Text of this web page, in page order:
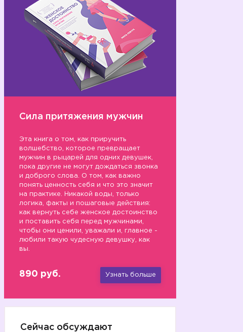
Сила притяжения мужчин
Эта книга о том, как приручить
волшебство, которое превращает
мужчин в рыцарей для одних девушек,
пока другие не могут дождаться звонка
и доброго слова. О том, как важно
понять ценность себя и что это значит
на практике. Никакой воды, только
логика, факты и пошаговые действия:
как вернуть себе женское достоинство
и поставить себя перед мужчинами,
чтобы они ценили, уважали и, главное -
любили такую чудесную девушку, как
вы.
890 руб. Узнать больше
Сейчас обсуждают